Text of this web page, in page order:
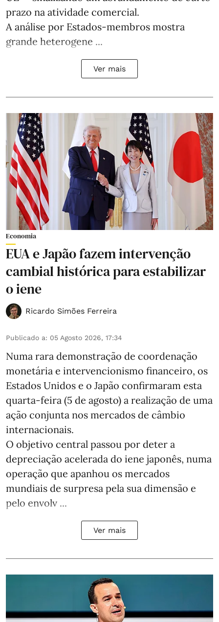
prazo na atividade comercial.
A análise por Estados‑membros mostra
grande heterogene ...
Ver mais
Economia
EUA e Japão fazem intervenção
cambial histórica para estabilizar
o iene
Ricardo Simões Ferreira
Publicado a: 05 Agosto 2026, 17:34
Numa rara demonstração de coordenação
monetária e intervencionismo financeiro, os
Estados Unidos e o Japão confirmaram esta
quarta-feira (5 de agosto) a realização de uma
ação conjunta nos mercados de câmbio
internacionais.
O objetivo central passou por deter a
depreciação acelerada do iene japonês, numa
operação que apanhou os mercados
mundiais de surpresa pela sua dimensão e
pelo envolv ...
Ver mais